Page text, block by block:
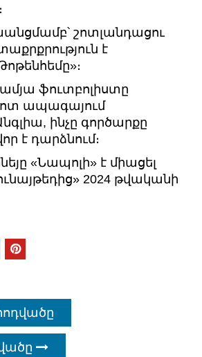
շոտլանդացու
է
ամյա ֆուտբոլիստը
ապագայում
ինչը գործարքը
է դարձնում։
«Նապոլի» է միացել
2024 թվականի